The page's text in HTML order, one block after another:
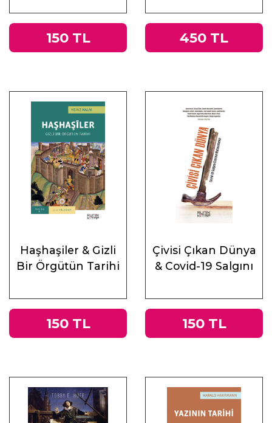
ve Doğu
150 TL 450 TL
Haşhaşiler & Gizli
Bir Örgütün Tarihi
150 TL
Çivisi Çıkan Dünya
& Covid-19 Salgını
Muhasebeler
150 TL